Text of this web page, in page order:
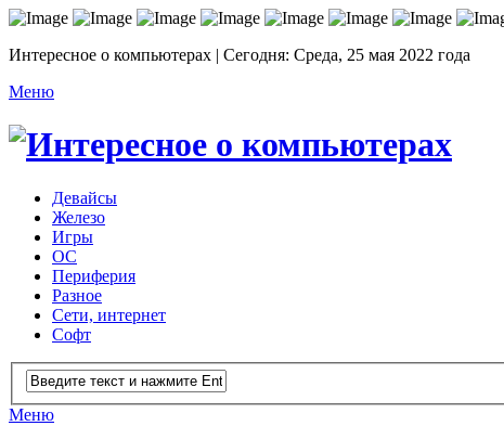
Интересное о компьютерах | Сегодня: Среда, 25 мая 2022 года
Меню
Девайсы
Железо
Игры
ОС
Периферия
Разное
Сети, интернет
Софт
Меню